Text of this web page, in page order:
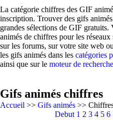
La catégorie chiffres des GIF
inscription. Trouver des gifs
grandes sélections de GIF
animés de chiffres pour les
sur les forums, sur votre site web
les gifs animés dans les catégories
ainsi que sur le moteur de recherche
Gifs animés chiffres
Accueil >> Gifs animés >>
Debut 1 2 3 4 5 6